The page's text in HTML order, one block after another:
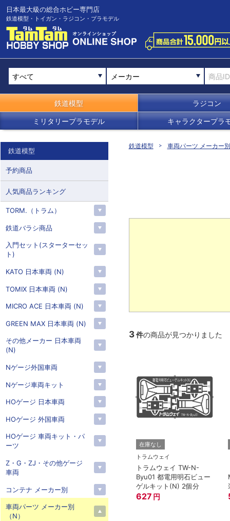
日本最大級の総合ホビー専門店
鉄道模型・トイガン・ラジコン・プラモデル
メーカー
鉄道模型 ラジコン
ミリタリープラモデル キャラクタープラ
鉄道模型 車両パーツ メーカー
3件の商品が見つかりました
在庫なし
トラムウェイ
トラムウェイ TW-N-
Byu01 都電用明石ビュー
ゲルキット(N) 2個分
627 円
鉄道模型
予約商品
人気商品ランキング
TORM.（トラム）
鉄道バラシ商品
入門セット(スターターセッ
ト)
KATO 日本車両 (N)
TOMIX 日本車両 (N)
MICRO ACE 日本車両 (N)
GREEN MAX 日本車両 (N)
その他メーカー 日本車両
(N)
Nゲージ外国車両
Nゲージ車両キット
HOゲージ 日本車両
HOゲージ 外国車両
HOゲージ 車両キット・パ
ーツ
Z・G・ZJ・その他ゲージ
車両
コンテナ メーカー別
車両パーツ メーカー別
（N）